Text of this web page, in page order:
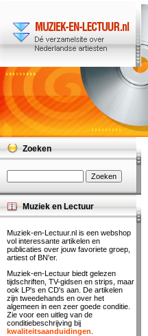
Zoeken
Muziek en Lectuur
Muziek-en-Lectuur.nl is een webshop
vol interessante artikelen en
publicaties over jouw favoriete groep,
artiest of BN'er.
Muziek-en-Lectuur biedt gelezen
tijdschriften, TV-gidsen en strips, maar
ook LP's en CD's aan. De artikelen
zijn tweedehands en over het
algemeen in een zeer goede conditie.
Zie voor een uitleg van de
conditiebeschrijving bij
kwaliteitsaanduidingen